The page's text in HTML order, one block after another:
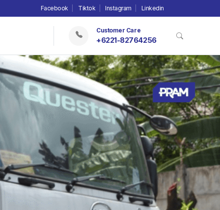
Facebook Tiktok Instagram Linkedin
Customer Care
+6221-82764256